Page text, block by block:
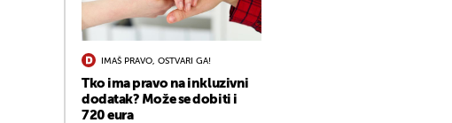
IMAŠ PRAVO, OSTVARI GA!
Tko ima pravo na inkluzivni
dodatak? Može se dobiti i
720 eura